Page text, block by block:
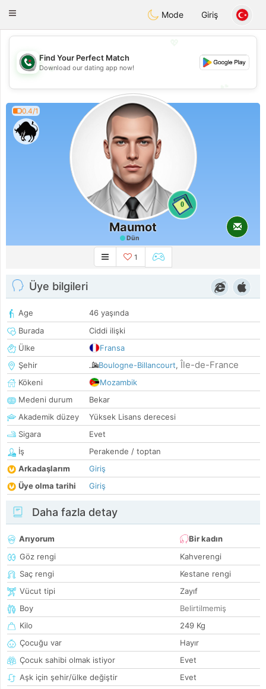
Weshrak
Toggle
Mode Giriş
💖
💕
Find Your Perfect Match
Download our dating app now!
0.4/1
0
Maumot
Dün
1
Üye bilgileri
Age
46 yaşında
Burada
Ciddi ilişki
Ülke
Fransa
Şehir
Boulogne-Billancourt, Île-de-France
Kökeni
Mozambik
Medeni durum
Bekar
Akademik düzey
Yüksek Lisans derecesi
Sigara
Evet
İş
Perakende / toptan
Arkadaşlarım
Giriş
Üye olma tarihi
Giriş
Daha fazla detay
Arıyorum
Bir kadın
Göz rengi
Kahverengi
Saç rengi
Kestane rengi
Vücut tipi
Zayıf
Boy
Belirtilmemiş
Kilo
249 Kg
Çocuğu var
Hayır
Çocuk sahibi olmak istiyor
Evet
Aşk için şehir/ülke değiştir
Evet